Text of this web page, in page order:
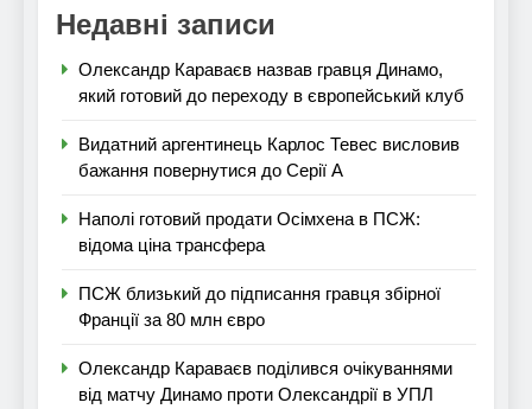
Недавні записи
Олександр Караваєв назвав гравця Динамо,
який готовий до переходу в європейський клуб
Видатний аргентинець Карлос Тевес висловив
бажання повернутися до Серії А
Наполі готовий продати Осімхена в ПСЖ:
відома ціна трансфера
ПСЖ близький до підписання гравця збірної
Франції за 80 млн євро
Олександр Караваєв поділився очікуваннями
від матчу Динамо проти Олександрії в УПЛ